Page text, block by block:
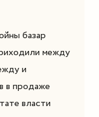
базар
между
и
в продаже
власти